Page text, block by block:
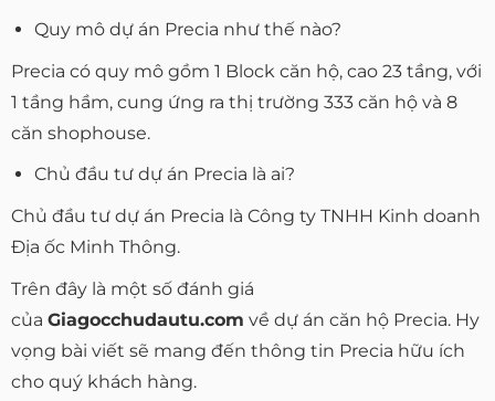
Quy mô dự án Precia như thế nào?
Precia có quy mô gồm 1 Block căn hộ, cao 23 tầng, với
1 tầng hầm, cung ứng ra thị trường 333 căn hộ và 8
căn shophouse.
Chủ đầu tư dự án Precia là ai?
Chủ đầu tư dự án Precia là Công ty TNHH Kinh doanh
Địa ốc Minh Thông.
Trên đây là một số đánh giá
của Giagocchudautu.com về dự án căn hộ Precia. Hy
vọng bài viết sẽ mang đến thông tin Precia hữu ích
cho quý khách hàng.